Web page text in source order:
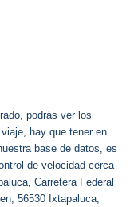
podrás ver los
hay que tener en
base de datos, es
de velocidad cerca
Carretera Federal
56530 Ixtapaluca,